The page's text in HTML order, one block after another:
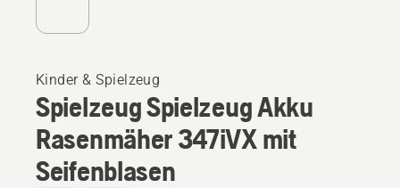
Kinder & Spielzeug
Spielzeug Spielzeug Akku
Rasenmäher 347iVX mit
Seifenblasen